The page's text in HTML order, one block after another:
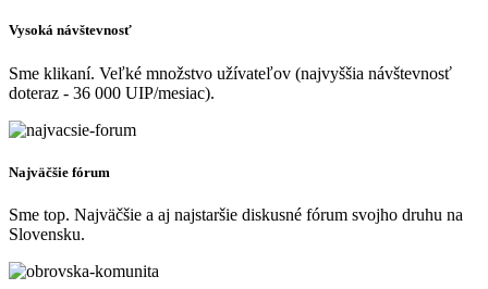
Vysoká návštevnosť
Sme klikaní. Veľké množstvo užívateľov (najvyššia návštevnosť
doteraz - 36 000 UIP/mesiac).
Najväčšie fórum
Sme top. Najväčšie a aj najstaršie diskusné fórum svojho druhu na
Slovensku.